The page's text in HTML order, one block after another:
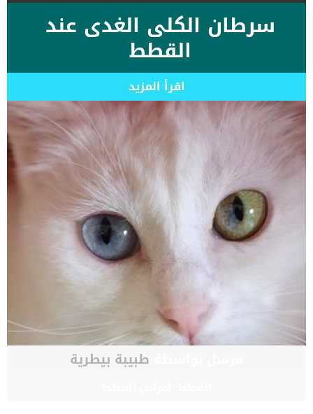
سرطان الكلى الغدى عند
القطط
اقرأ المزيد
طبيبة بيطرية